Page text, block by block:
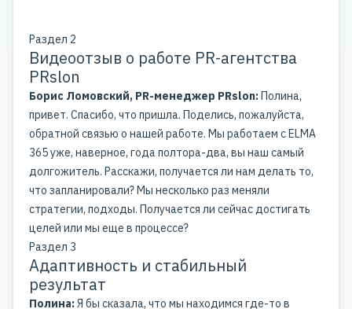
Раздел 2
Видеоотзыв о работе PR-агентства
PRslon
Борис Ломовский, PR-менеджер PRslon:Полина,
привет. Спасибо, что пришла. Поделись, пожалуйста,
обратной связью о нашей работе. Мы работаем с ELMA
365 уже, наверное, года полтора-два, вы наш самый
долгожитель. Расскажи, получается ли нам делать то,
что запланировали? Мы несколько раз меняли
стратегии, подходы. Получается ли сейчас достигать
целей или мы еще в процессе?
Раздел 3
Адаптивность и стабильный
результат
Полина:Я бы сказала, что мы находимся где-то в